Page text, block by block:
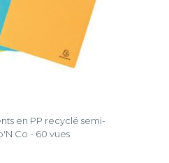
en PP recyclé semi-
Co - 60 vues